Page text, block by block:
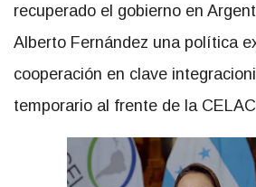
recuperado el gobierno en
Alberto Fernández una política
cooperación en clave
temporario al frente de la